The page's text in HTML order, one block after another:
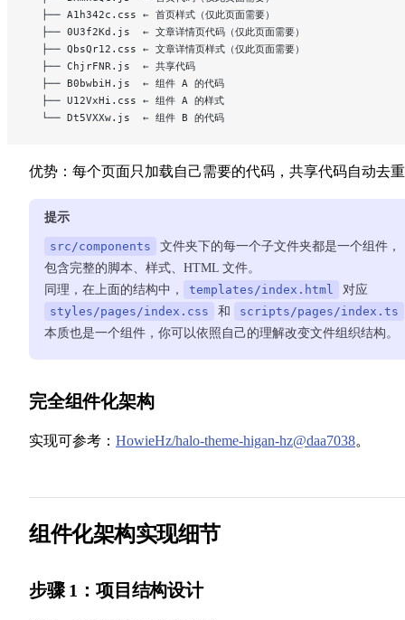
  ├── A1h342c.css ← 首页样式（仅此页面需要）
  ├── 0U3f2Kd.js  ← 文章详情页代码（仅此页面需要）
  ├── QbsQr12.css ← 文章详情页样式（仅此页面需要）
  ├── ChjrFNR.js  ← 共享代码
  ├── B0bwbiH.js  ← 组件 A 的代码
  ├── U12VxHi.css ← 组件 A 的样式
  └── Dt5VXXw.js  ← 组件 B 的代码
优势：每个页面只加载自己需要的代码，共享代码自动去
提示
src/components
文件夹下的每一个子文件夹都是一个组件，
包含完整的脚本、样式、HTML 文件。
同理，在上面的结构中，
templates/index.html
对应
styles/pages/index.css
和
scripts/pages/index.ts
本质也是一个组件，你可以依照自己的理解改变文件组织结构。
完全组件化架构
实现可参考： HowieHz/halo-theme-higan-hz@daa7038。
组件化架构实现细节
步骤 1：项目结构设计